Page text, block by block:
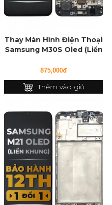
Thay Màn Hình Điện Thoại
Samsung M30S Oled (Liền
875,000đ
Thêm vào giỏ